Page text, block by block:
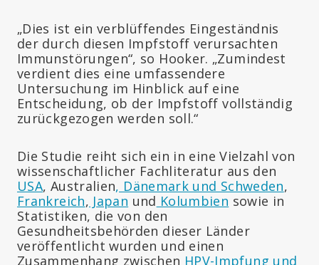
„Dies ist ein verblüffendes Eingeständnis
der durch diesen Impfstoff verursachten
Immunstörungen“, so Hooker. „Zumindest
verdient dies eine umfassendere
Untersuchung im Hinblick auf eine
Entscheidung, ob der Impfstoff vollständig
zurückgezogen werden soll.“
Die Studie reiht sich ein in eine Vielzahl von
wissenschaftlicher Fachliteratur aus den
USA, Australien, Dänemark und Schweden,
Frankreich, Japan und Kolumbien sowie in
Statistiken, die von den
Gesundheitsbehörden dieser Länder
veröffentlicht wurden und einen
Zusammenhang zwischen HPV-Impfung und